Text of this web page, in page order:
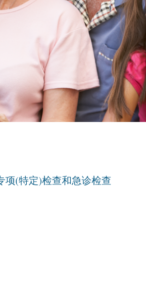
项(特定)检查和急诊检查